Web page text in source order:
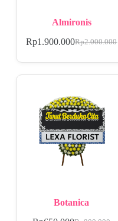
Almironis
Rp2.000.000
Rp1.900.000
Botanica